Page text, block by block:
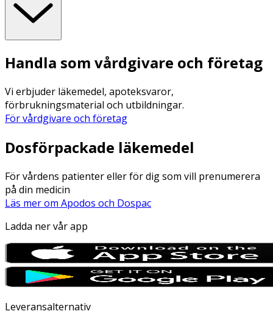
Handla som vårdgivare och företag
Vi erbjuder läkemedel, apoteksvaror,
förbrukningsmaterial och utbildningar.
För vårdgivare och företag
Dosförpackade läkemedel
För vårdens patienter eller för dig som vill prenumerera
på din medicin
Läs mer om Apodos och Dospac
Ladda ner vår app
Leveransalternativ